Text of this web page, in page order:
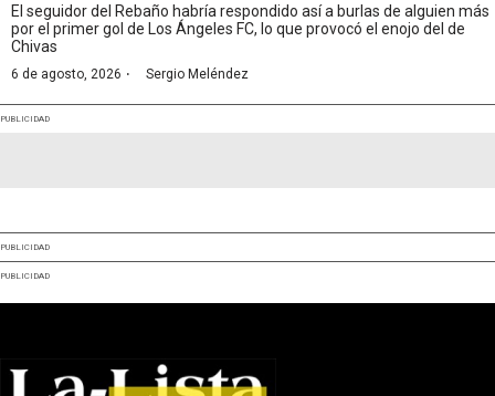
El seguidor del Rebaño habría respondido así a burlas de alguien más
por el primer gol de Los Ángeles FC, lo que provocó el enojo del de
Chivas
6 de agosto, 2026 · Sergio Meléndez
PUBLICIDAD
PUBLICIDAD
PUBLICIDAD